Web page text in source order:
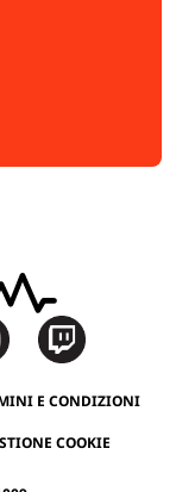
E CONDIZIONI
COOKIE